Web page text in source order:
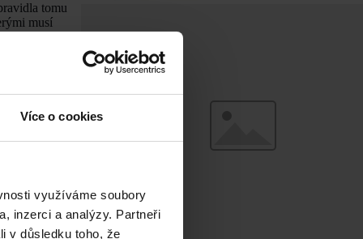
Více o cookies
využíváme soubory
inzerci a analýzy. Partneři
v důsledku toho, že
tomu
musí
nějaká
12. 2002,